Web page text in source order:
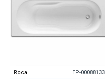
Roca ГР-00088133